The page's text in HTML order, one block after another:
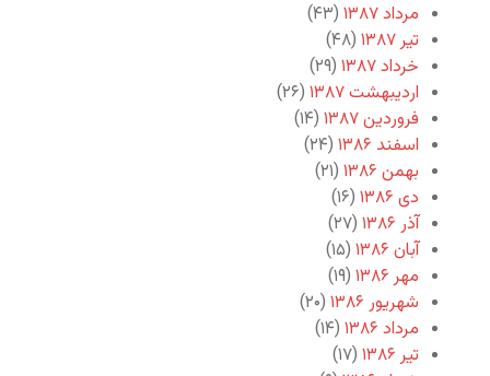
مرداد ۱۳۸۷
(۴۳)
تیر ۱۳۸۷
(۴۸)
خرداد ۱۳۸۷
(۲۹)
اردیبهشت ۱۳۸۷
(۲۶)
فروردین ۱۳۸۷
(۱۴)
اسفند ۱۳۸۶
(۲۴)
بهمن ۱۳۸۶
(۲۱)
دی ۱۳۸۶
(۱۶)
آذر ۱۳۸۶
(۲۷)
آبان ۱۳۸۶
(۱۵)
مهر ۱۳۸۶
(۱۹)
شهریور ۱۳۸۶
(۲۰)
مرداد ۱۳۸۶
(۱۴)
تیر ۱۳۸۶
(۱۷)